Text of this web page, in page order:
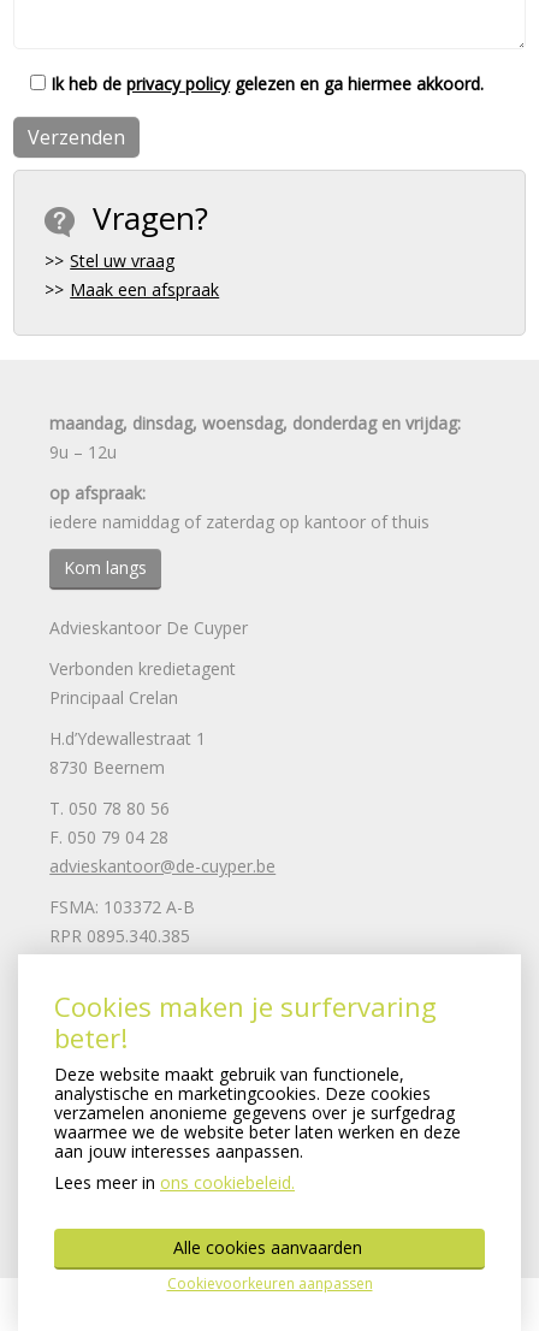
Ik heb deprivacy policygelezen en ga hiermee akkoord.
Vragen?
Stel uw vraag
Maak een afspraak
maandag, dinsdag, woensdag, donderdag en vrijdag:
9u – 12u
op afspraak:
iedere namiddag of zaterdag op kantoor of thuis
Kom langs
Advieskantoor De Cuyper
Verbonden kredietagent
Principaal Crelan
H.d’Ydewallestraat 1
8730 Beernem
T. 050 78 80 56
F. 050 79 04 28
advieskantoor@de-cuyper.be
FSMA: 103372 A-B
RPR 0895.340.385
Juridische informatie
Privacy clausule
Cookiebeleid
Remuneratiebeleid
SFDR-beleid
Verzekeringsondernemingen
Created by Insucommerce
Cookies maken je surfervaring
beter!
Deze website maakt gebruik van functionele,
analystische en marketingcookies. Deze cookies
verzamelen anonieme gegevens over je surfgedrag
waarmee we de website beter laten werken en deze
aan jouw interesses aanpassen.
Lees meer in ons cookiebeleid.
Alle cookies aanvaarden
Cookievoorkeuren aanpassen